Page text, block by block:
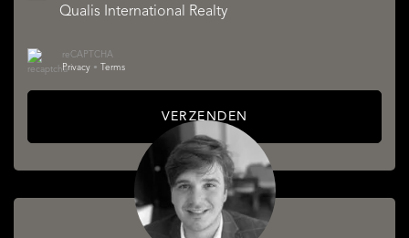
Qualis International Realty
reCAPTCHA
Privacy • Terms
VERZENDEN